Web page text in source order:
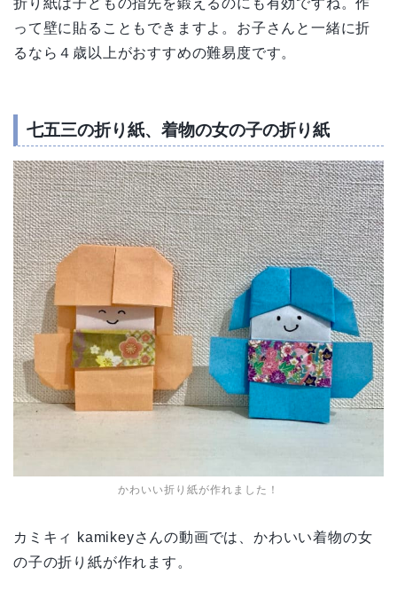
折り紙は子どもの指先を鍛えるのにも有効ですね。作
って壁に貼ることもできますよ。 お子さんと一緒に折
るなら４歳以上がおすすめの難易度です。
七五三の折り紙、着物の女の子の折り紙
かわいい折り紙が作れました！
カミキィ kamikeyさんの動画では、かわいい着物の女
の子の折り紙が作れます。